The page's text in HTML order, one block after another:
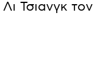
Τσιανγκ τον